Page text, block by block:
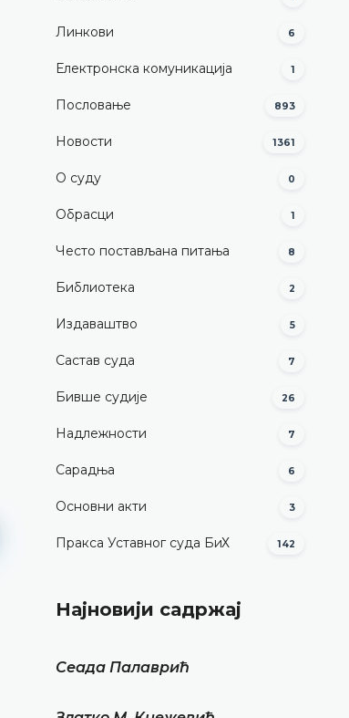
Миодраг Симовић
Линкови 6
Електронска комуникација 1
Пословање 893
Новости 1361
О суду 0
Обрасци 1
Често постављана питања 8
Библиотека 2
Издаваштво 5
Састав суда 7
Бивше судије 26
Надлежности 7
Сарадња 6
Основни акти 3
Пракса Уставног суда БиХ 142
Најновији садржај
Сеада Палаврић